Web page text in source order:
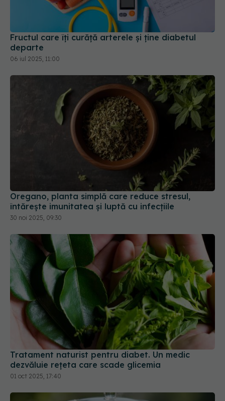
Fructul care îți curăță arterele și ține diabetul
Oregano, planta simplă care reduce stresul,
întărește imunitatea și luptă cu infecțiile
Tratament naturist pentru diabet. Un medic
dezvăluie rețeta care scade glicemia
01 oct 2025, 17:40